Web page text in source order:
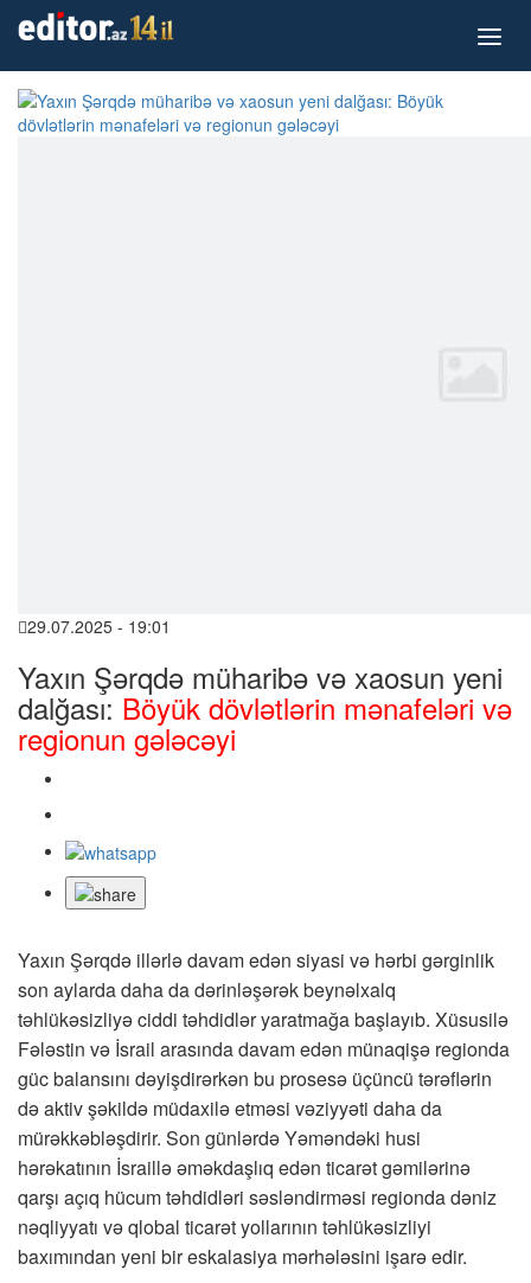
29.07.2025 - 19:01
Yaxın Şərqdə müharibə və xaosun yeni
dalğası: Böyük dövlətlərin mənafeləri və
regionun gələcəyi
Yaxın Şərqdə illərlə davam edən siyasi və hərbi gərginlik
son aylarda daha da dərinləşərək beynəlxalq
təhlükəsizliyə ciddi təhdidlər yaratmağa başlayıb. Xüsusilə
Fələstin və İsrail arasında davam edən münaqişə regionda
güc balansını dəyişdirərkən bu prosesə üçüncü tərəflərin
də aktiv şəkildə müdaxilə etməsi vəziyyəti daha da
mürəkkəbləşdirir. Son günlərdə Yəməndəki husi
hərəkatının İsraillə əməkdaşlıq edən ticarət gəmilərinə
qarşı açıq hücum təhdidləri səsləndirməsi regionda dəniz
nəqliyyatı və qlobal ticarət yollarının təhlükəsizliyi
baxımından yeni bir eskalasiya mərhələsini işarə edir.